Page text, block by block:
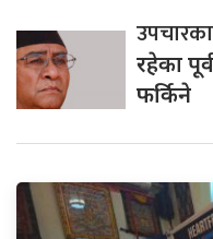
उपचारका
रहेका
फर्किने